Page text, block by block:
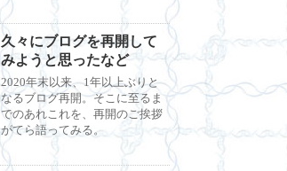
久々にブログを再開して
みようと思ったなど
2020年末以来、1年以上ぶりと
なるブログ再開。そこに至るま
でのあれこれを、再開のご挨拶
がてら語ってみる。